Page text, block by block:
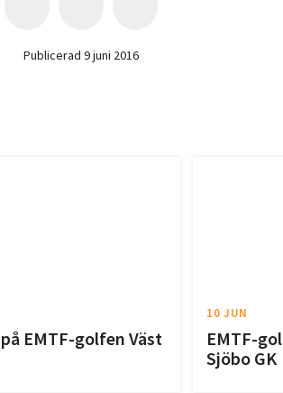
Publicerad 9 juni 2016
EMTF-golfen Väst
10 JUN
EMTF-
Sjöbo GK